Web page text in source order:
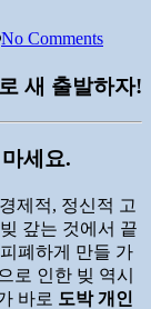
No Comments
새 출발하자!
세요.
제적, 정신적 고
갚는 것에서 끝
폐하게 만들 가
로 인한 빚 역시
바로 도박 개인